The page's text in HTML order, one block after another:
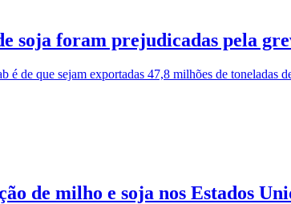
soja foram prejudicadas pela
é de que sejam exportadas 47,8 milhões de toneladas
de milho e soja nos Estados